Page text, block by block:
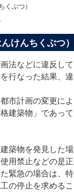
くぶつ）
けんちくぶつ）
法などに違反し
行なった結果、
市計画の変更に
建築物」であっ
築物を発見した
用禁止などの是
緊急の場合は、
の停止を求めるこ